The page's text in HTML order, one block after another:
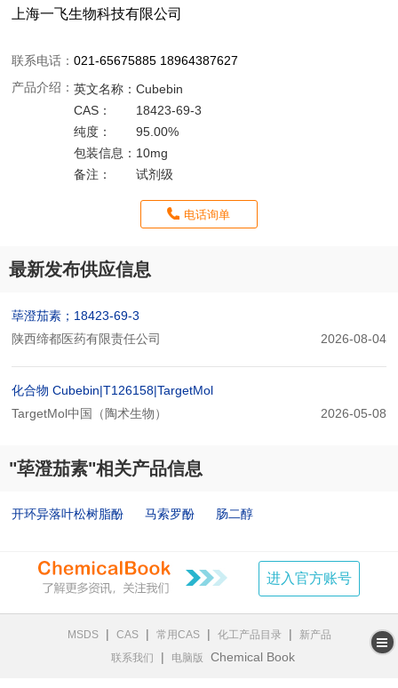
上海一飞生物科技有限公司
联系电话：021-65675885 18964387627
产品介绍：英文名称：Cubebin
CAS：
18423-69-3
纯度：
95.00%
包装信息： 10mg
备注：
试剂级
电话询单
最新发布供应信息
荜澄茄素；18423-69-3
陕西缔都医药有限责任公司
2026-08-04
化合物 Cubebin|T126158|TargetMol
TargetMol中国（陶术生物）
2026-05-08
"荜澄茄素"相关产品信息
开环异落叶松树脂酚 马索罗酚 肠二醇
进入官方账号
MSDS | CAS | 常用CAS | 化工产品目录 |
新产品
联系我们
| 电脑版 Chemical Book